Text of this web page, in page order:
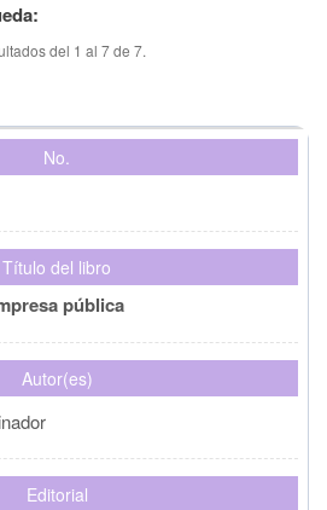
del 1 al 7 de 7.
No.
Título del libro
pública
Autor(es)
Editorial